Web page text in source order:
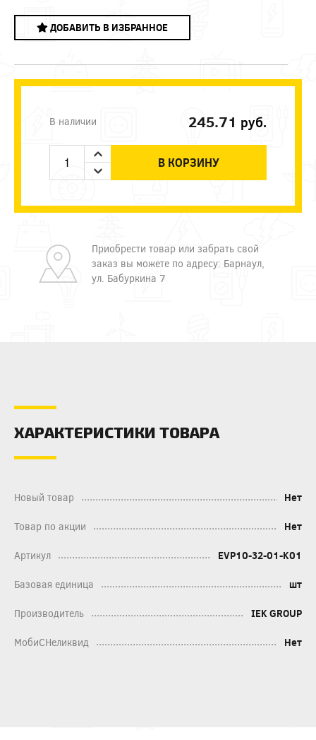
ДОБАВИТЬ В ИЗБРАННОЕ
В наличии 245.71 руб.
В КОРЗИНУ
Приобрести товар или забрать свой
заказ вы можете по адресу: Барнаул,
ул. Бабуркина 7
ХАРАКТЕРИСТИКИ ТОВАРА
Новый товар Нет
Товар по акции Нет
Артикул EVP10-32-01-K01
Базовая единица шт
Производитель IEK GROUP
МобиСНеликвид Нет